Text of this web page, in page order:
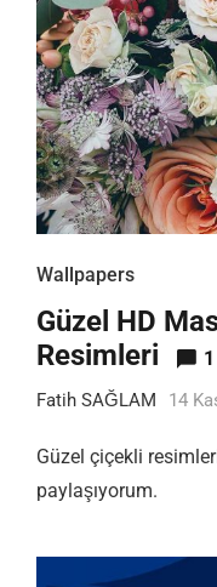
Wallpapers
Güzel HD
Resimleri
1
Fatih SAĞLAM 14
Güzel çiçekli
paylaşıyorum.